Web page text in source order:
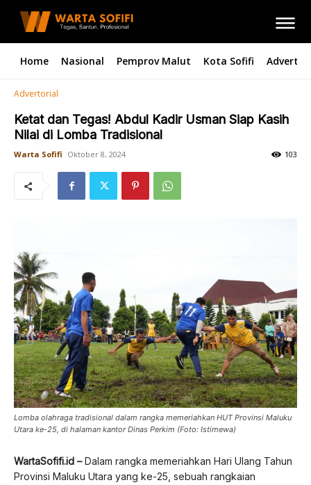
Home Nasional Pemprov Malut Kota Sofifi
Advertorial
Ketat dan Tegas! Abdul Kadir Usman Siap Kasih
Nilai di Lomba Tradisional
Warta Sofifi Oktober 8, 2024 103
Lomba olahraga tradisional dalam rangka memeriahkan HUT Provinsi Maluku
Utara ke-25, di halaman kantor Dinas Perkim (Foto: Istimewa)
WartaSofifi.id –Dalam rangka memeriahkan Hari Ulang Tahun
Provinsi Maluku Utara yang ke-25, sebuah rangkaian